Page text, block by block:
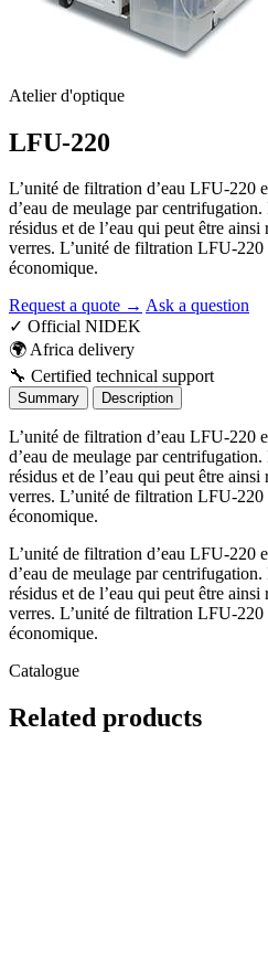
Atelier d'optique
LFU-220
L’unité de filtration d’eau LFU-220
d’eau de meulage par
résidus et de l’eau qui peut être
verres. L’unité de filtration LFU-
économique.
Request a quote → Ask a question
✓ Official NIDEK
🌍Africa delivery
🔧 Certified technical support
Summary Description
L’unité de filtration d’eau LFU-220
d’eau de meulage par
résidus et de l’eau qui peut être
verres. L’unité de filtration LFU-
économique.
L’unité de filtration d’eau LFU-220
d’eau de meulage par
résidus et de l’eau qui peut être
verres. L’unité de filtration LFU-
économique.
Catalogue
Related products